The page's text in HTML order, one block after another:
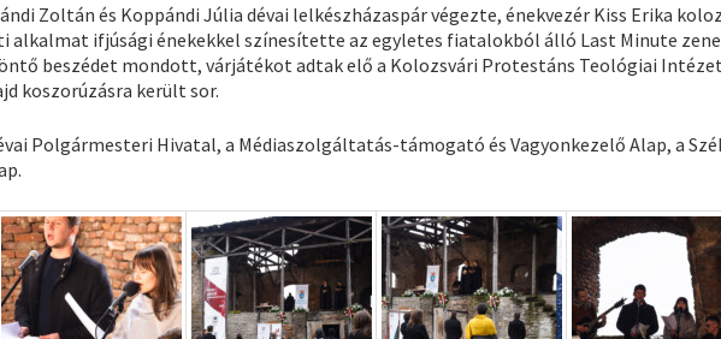
Zoltán és Koppándi Júlia dévai lelkészházaspár végezte, énekvezér Kiss Erika
ifjúsági énekekkel színesítette az egyletes fiatalokból álló Last Minute
beszédet mondott, várjátékot adtak elő a Kolozsvári Protestáns Teológiai Intézet
koszorúzásra került sor.
Polgármesteri Hivatal, a Médiaszolgáltatás-támogató és Vagyonkezelő Alap, a